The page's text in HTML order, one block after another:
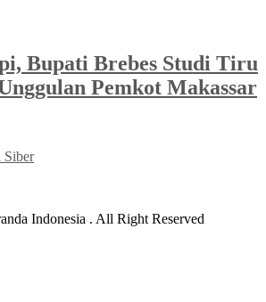
Bupati Brebes Studi Tiru
Pemkot Makassar
Siber
Indonesia . All Right Reserved